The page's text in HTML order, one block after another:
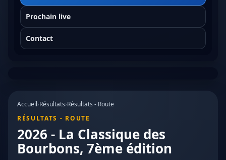
Prochain live
Contact
Accueil›Résultats›Résultats - Route
RÉSULTATS - ROUTE
2026 - La Classique des
Bourbons, 7ème édition